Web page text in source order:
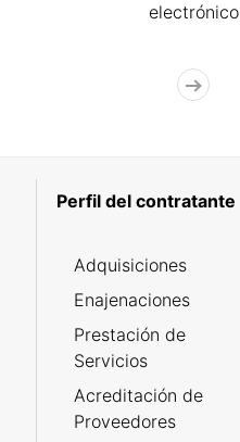
electrónico
Perfil del contratante
Adquisiciones
Enajenaciones
Prestación de
Servicios
Acreditación de
Proveedores